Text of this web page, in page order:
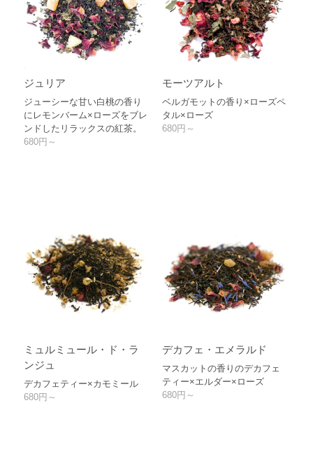
ジュリア
ジューシーな甘い白桃の香り
にレモンバーム×ローズをブレ
ンドしたリラックスの紅茶。
680円～
モーツアルト
ベルガモットの香り×ローズペ
タル×ローズ
680円～
ミュルミュール・ド・ラ
ンジュ
デカフェティー×カモミール
680円～
デカフェ・エメラルド
マスカットの香りのデカフェ
ティー×エルダー×ローズ
680円～